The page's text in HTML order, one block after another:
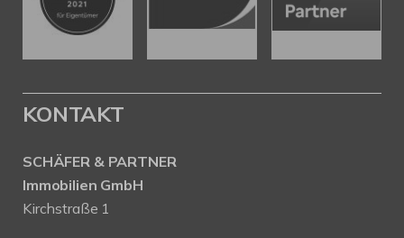
KONTAKT
SCHÄFER & PARTNER
Immobilien GmbH
Kirchstraße 1